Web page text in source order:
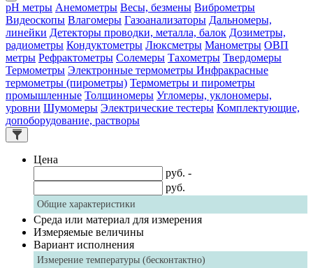
pH метры Анемометры Весы, безмены Виброметры
Видеоскопы Влагомеры Газоанализаторы Дальномеры,
линейки Детекторы проводки, металла, балок Дозиметры,
радиометры Кондуктометры Люксметры Манометры ОВП
метры Рефрактометры Солемеры Тахометры Твердомеры
Термометры Электронные термометры Инфракрасные
термометры (пирометры) Термометры и пирометры
промышленные Толщиномеры Угломеры, уклономеры,
уровни Шумомеры Электрические тестеры Комплектующие,
допоборудование, растворы
Цена
руб. -
руб.
Общие характеристики
Среда или материал для измерения
Измеряемые величины
Вариант исполнения
Измерение температуры (бесконтактно)